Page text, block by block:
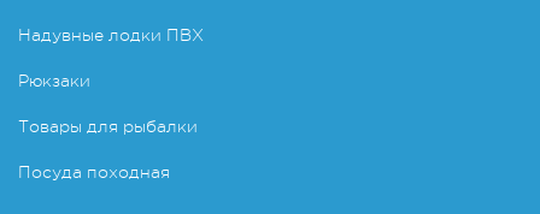
Надувные лодки ПВХ
Рюкзаки
Товары для рыбалки
Посуда походная